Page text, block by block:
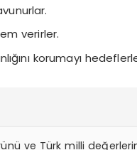
verirler.
korumayı
ve Türk milli